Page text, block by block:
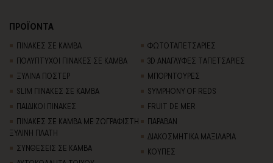
ΠΡΟΪΟΝΤΑ
ΠΙΝΑΚΕΣ ΣΕ ΚΑΜΒΑ
ΠΟΛΥΠΤΥΧΟΙ ΠΙΝΑΚΕΣ ΣΕ ΚΑΜΒΑ
ΞΥΛΙΝΑ ΠΟΣΤΕΡ
SLIM ΠΙΝΑΚΕΣ ΣΕ ΚΑΜΒΑ
ΠΑΙΔΙΚΟΙ ΠΙΝΑΚΕΣ
ΠΙΝΑΚΕΣ ΣΕ ΚΑΜΒΑ ΜΕ ΖΩΓΡΑΦΙΣΤΗ
ΞΥΛΙΝΗ ΠΛΑΤΗ
ΣΥΝΘΕΣΕΙΣ ΣΕ ΚΑΜΒΑ
ΦΩΤΟΤΑΠΕΤΣΑΡΙΕΣ
3D AΝΑΓΛΥΦΕΣ TΑΠΕΤΣΑΡΙΕΣ
ΜΠΟΡΝΤΟΥΡΕΣ
SYMPHONY OF REDS
FRUIT DE MER
ΠΑΡΑΒΑΝ
ΔΙΑΚΟΣΜΗΤΙΚΑ ΜΑΞΙΛΑΡΙΑ
ΚΟΥΠΕΣ